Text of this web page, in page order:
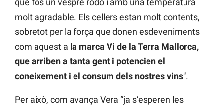
que fos un vespre rodó i amb una temperatura
molt agradable. Els cellers estan molt contents,
sobretot per la força que donen esdeveniments
com aquest a la marca Vi de la Terra Mallorca,
que arriben a tanta gent i potencien el
coneixement i el consum dels nostres vins“.
Per això, com avança Vera “ja s’esperen les